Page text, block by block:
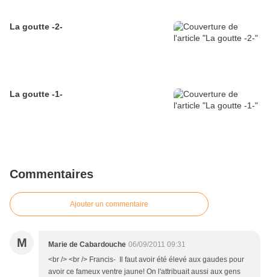
La goutte -2-
La goutte -1-
Commentaires
Ajouter un commentaire
M Marie de Cabardouche 06/09/2011 09:31
<br /> <br /> Francis- Il faut avoir été élevé aux gaudes pour
avoir ce fameux ventre jaune! On l'attribuait aussi aux gens